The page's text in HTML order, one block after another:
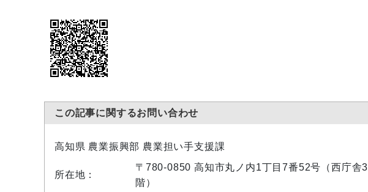
この記事に関するお問い合わせ
高知県 農業振興部 農業担い手支援課
所在地：
〒780-0850 高知市丸ノ内1丁目7番52号（西庁舎3
階）